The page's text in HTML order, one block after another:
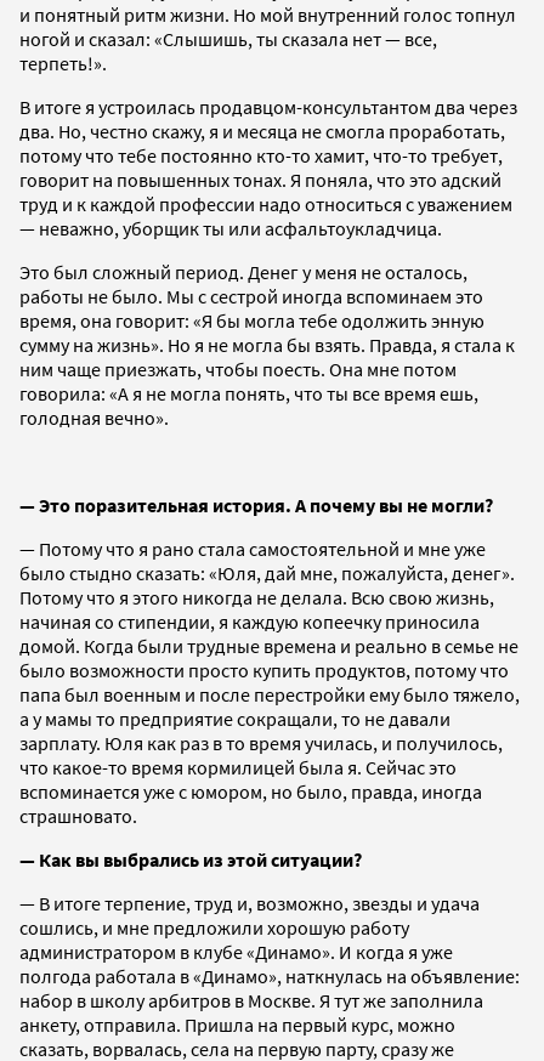
и понятный ритм жизни. Но мой внутренний голос топнул
ногой и сказал: «Слышишь, ты сказала нет — все,
терпеть!».
В итоге я устроилась продавцом-консультантом два через
два. Но, честно скажу, я и месяца не смогла проработать,
потому что тебе постоянно кто-то хамит, что-то требует,
говорит на повышенных тонах. Я поняла, что это адский
труд и к каждой профессии надо относиться с уважением
— неважно, уборщик ты или асфальтоукладчица.
Это был сложный период. Денег у меня не осталось,
работы не было. Мы с сестрой иногда вспоминаем это
время, она говорит: «Я бы могла тебе одолжить энную
сумму на жизнь». Но я не могла бы взять. Правда, я стала к
ним чаще приезжать, чтобы поесть. Она мне потом
говорила: «А я не могла понять, что ты все время ешь,
голодная вечно».
— Это поразительная история. А почему вы не могли?
— Потому что я рано стала самостоятельной и мне уже
было стыдно сказать: «Юля, дай мне, пожалуйста, денег».
Потому что я этого никогда не делала. Всю свою жизнь,
начиная со стипендии, я каждую копеечку приносила
домой. Когда были трудные времена и реально в семье не
было возможности просто купить продуктов, потому что
папа был военным и после перестройки ему было тяжело,
а у мамы то предприятие сокращали, то не давали
зарплату. Юля как раз в то время училась, и получилось,
что какое-то время кормилицей была я. Сейчас это
вспоминается уже с юмором, но было, правда, иногда
страшновато.
— Как вы выбрались из этой ситуации?
— В итоге терпение, труд и, возможно, звезды и удача
сошлись, и мне предложили хорошую работу
администратором в клубе «Динамо». И когда я уже
полгода работала в «Динамо», наткнулась на объявление:
набор в школу арбитров в Москве. Я тут же заполнила
анкету, отправила. Пришла на первый курс, можно
сказать, ворвалась, села на первую парту, сразу же